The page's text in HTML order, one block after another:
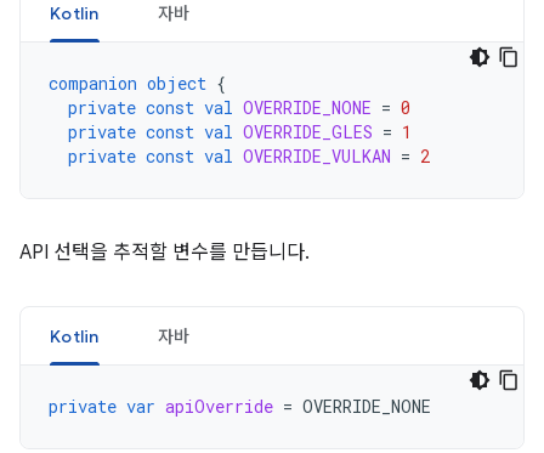
Kotlin 자바
companion object {
private const val OVERRIDE_NONE = 0
private const val OVERRIDE_GLES = 1
private const val OVERRIDE_VULKAN = 2
API 선택을 추적할 변수를 만듭니다.
Kotlin 자바
private var apiOverride = OVERRIDE_NONE